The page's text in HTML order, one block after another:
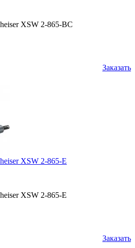
XSW 2-865-BC
Заказать
XSW 2-865-E
XSW 2-865-E
Заказать